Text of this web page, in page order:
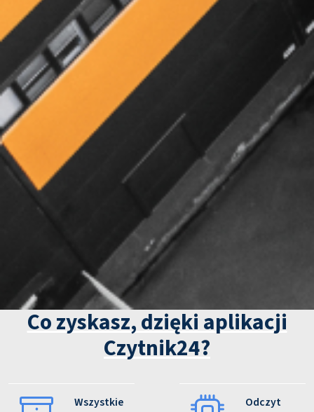
Co zyskasz, dzięki aplikacji
Czytnik24?
Wszystkie
Odczyt